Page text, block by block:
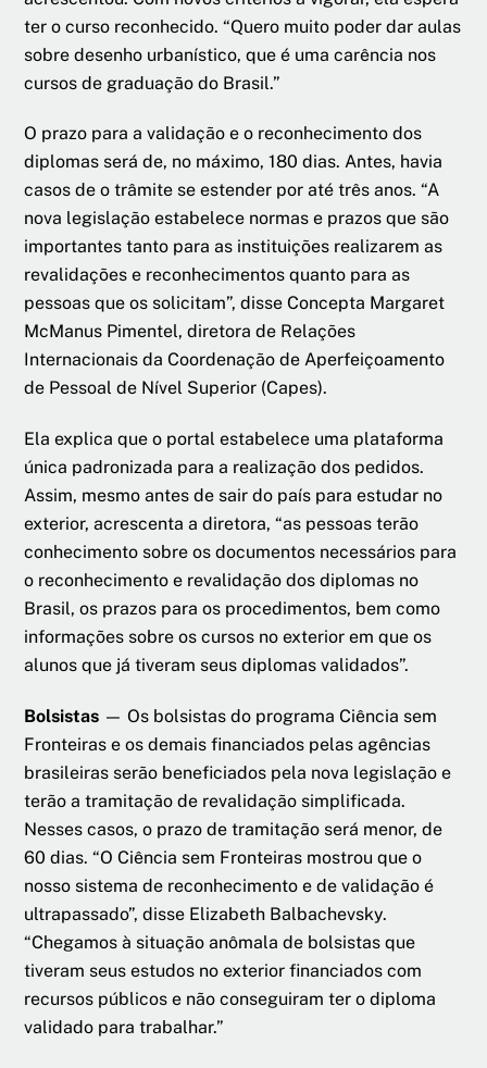
ter o curso reconhecido. “Quero muito poder dar aulas
sobre desenho urbanístico, que é uma carência nos
cursos de graduação do Brasil.”
O prazo para a validação e o reconhecimento dos
diplomas será de, no máximo, 180 dias. Antes, havia
casos de o trâmite se estender por até três anos. “A
nova legislação estabelece normas e prazos que são
importantes tanto para as instituições realizarem as
revalidações e reconhecimentos quanto para as
pessoas que os solicitam”, disse Concepta Margaret
McManus Pimentel, diretora de Relações
Internacionais da Coordenação de Aperfeiçoamento
de Pessoal de Nível Superior (Capes).
Ela explica que o portal estabelece uma plataforma
única padronizada para a realização dos pedidos.
Assim, mesmo antes de sair do país para estudar no
exterior, acrescenta a diretora, “as pessoas terão
conhecimento sobre os documentos necessários para
o reconhecimento e revalidação dos diplomas no
Brasil, os prazos para os procedimentos, bem como
informações sobre os cursos no exterior em que os
alunos que já tiveram seus diplomas validados”.
Bolsistas — Os bolsistas do programa Ciência sem
Fronteiras e os demais financiados pelas agências
brasileiras serão beneficiados pela nova legislação e
terão a tramitação de revalidação simplificada.
Nesses casos, o prazo de tramitação será menor, de
60 dias. “O Ciência sem Fronteiras mostrou que o
nosso sistema de reconhecimento e de validação é
ultrapassado”, disse Elizabeth Balbachevsky.
“Chegamos à situação anômala de bolsistas que
tiveram seus estudos no exterior financiados com
recursos públicos e não conseguiram ter o diploma
validado para trabalhar.”